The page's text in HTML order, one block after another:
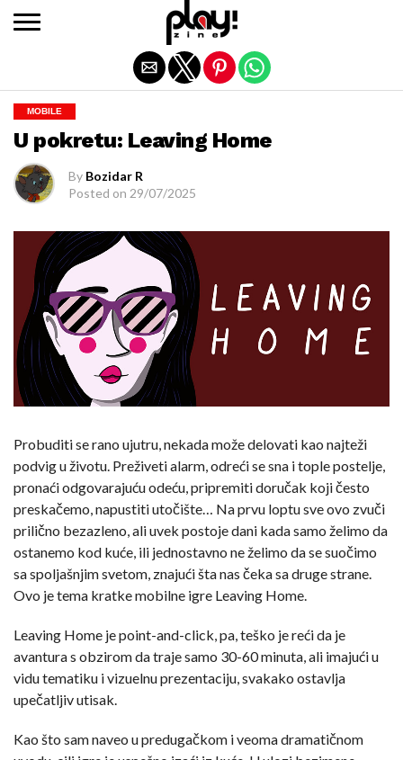
MOBILE
U pokretu: Leaving Home
By Bozidar R
Posted on 29/07/2025
Probuditi se rano ujutru, nekada može delovati kao najteži
podvig u životu. Preživeti alarm, odreći se sna i tople postelje,
pronaći odgovarajuću odeću, pripremiti doručak koji često
preskačemo, napustiti utočište… Na prvu loptu sve ovo zvuči
prilično bezazleno, ali uvek postoje dani kada samo želimo da
ostanemo kod kuće, ili jednostavno ne želimo da se suočimo
sa spoljašnjim svetom, znajući šta nas čeka sa druge strane.
Ovo je tema kratke mobilne igre Leaving Home.
Leaving Home je point-and-click, pa, teško je reći da je
avantura s obzirom da traje samo 30-60 minuta, ali imajući u
vidu tematiku i vizuelnu prezentaciju, svakako ostavlja
upečatljiv utisak.
Kao što sam naveo u predugačkom i veoma dramatičnom
Exit mobile version